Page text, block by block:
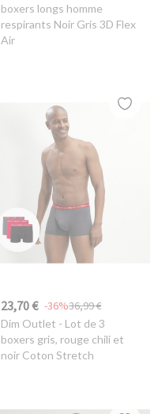
boxers longs homme
respirants Noir Gris 3D Flex
Air
23,70 € 36,99 €
-36%
Dim Outlet - Lot de 3
boxers gris, rouge chili et
noir Coton Stretch